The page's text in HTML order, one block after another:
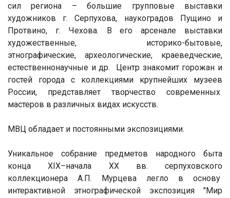
сил региона – большие групповые выставки
художников г. Серпухова, наукоградов Пущино и
Протвино, г. Чехова. В его арсенале выставки
художественные, историко-бытовые,
этнографические, археологические, краеведческие,
естественнонаучные и др. Центр знакомит горожан и
гостей города с коллекциями крупнейших музеев
России, представляет творчество современных
мастеров в различных видах искусств.
МВЦ обладает и постоянными экспозициями.
Уникальное собрание предметов народного быта
конца XIX–начала XX вв. серпуховского
коллекционера А.П. Мурцева легло в основу
интерактивной этнографической экспозиция "Мир